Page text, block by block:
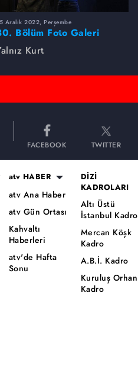
Aralık 2022, Perşembe
Bölüm Foto Galeri
Kurt
FACEBOOK TWITTER
atv HABER
atv Ana Haber
atv Gün Ortası
Kahvaltı
Haberleri
atv'de Hafta
Sonu
DİZİ
KADROLARI
Altı Üstü
İstanbul Kadro
Mercan Köşk
Kadro
A.B.İ. Kadro
Kuruluş Orhan
Kadro